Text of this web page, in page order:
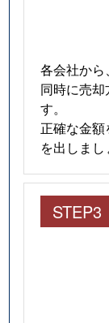
各会社から
同時に売
す。
正確な金
を出しまし
STEP3